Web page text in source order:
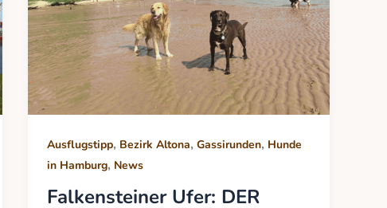
Ausflugstipp, Bezirk Altona,Gassirunden, Hunde
in Hamburg, News
Falkensteiner Ufer: DER